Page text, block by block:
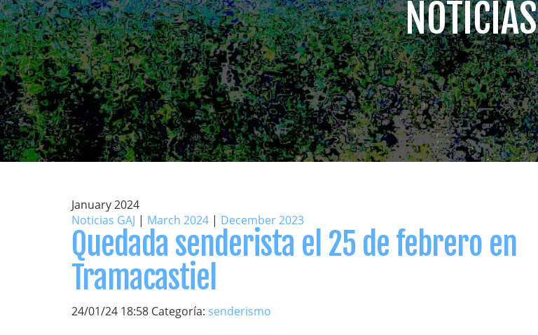
NOTICIAS
January 2024
Noticias GAJ | March 2024 | December 2023
Quedada senderista el 25 de febrero en
Tramacastiel
24/01/24 18:58 Categoría: senderismo